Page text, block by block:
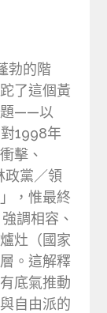
勃的階
了這個黃
題——以
1998年
擊、
政黨／領
，惟最終
調相容、
灶（國家
。這解釋
底氣推動
自由派的